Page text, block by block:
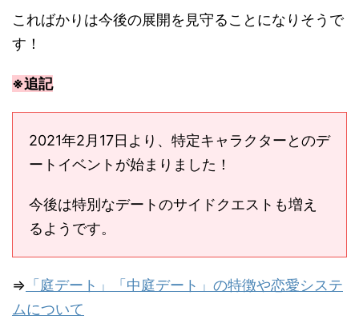
こればかりは今後の展開を見守ることになりそうで
す！
※追記
2021年2月17日より、特定キャラクターとのデ
ートイベントが始まりました！
今後は特別なデートのサイドクエストも増え
るようです。
⇒ 「庭デート」「中庭デート」の特徴や恋愛システ
ムについて